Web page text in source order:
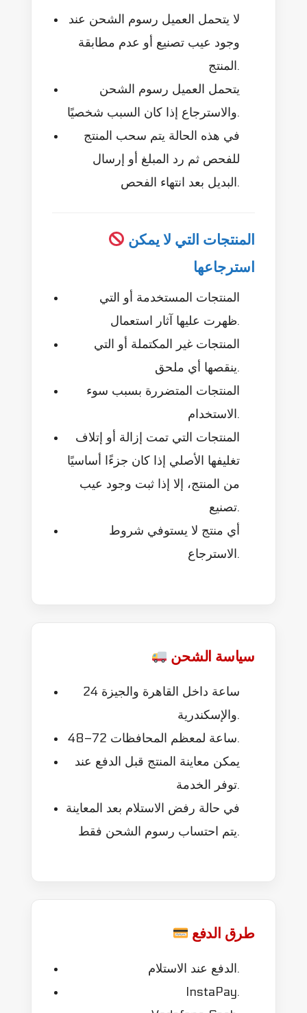
لا يتحمل العميل رسوم الشحن عند
وجود عيب تصنيع أو عدم مطابقة
المنتج.
يتحمل العميل رسوم الشحن
والاسترجاع إذا كان السبب شخصيًا.
في هذه الحالة يتم سحب المنتج
للفحص ثم رد المبلغ أو إرسال
البديل بعد انتهاء الفحص.
استرجاعها
المنتجات المستخدمة أو التي
ظهرت عليها آثار استعمال.
المنتجات غير المكتملة أو التي
ينقصها أي ملحق.
المنتجات المتضررة بسبب سوء
الاستخدام.
المنتجات التي تمت إزالة أو إتلاف
تغليفها الأصلي إذا كان جزءًا أساسيًا
من المنتج، إلا إذا ثبت وجود عيب
تصنيع.
أي منتج لا يستوفي شروط
الاسترجاع.
سياسة الشحن
24 ساعة داخل القاهرة والجيزة
والإسكندرية.
48–72 ساعة لمعظم المحافظات.
يمكن معاينة المنتج قبل الدفع عند
توفر الخدمة.
في حالة رفض الاستلام بعد المعاينة
يتم احتساب رسوم الشحن فقط.
طرق الدفع
الدفع عند الاستلام.
InstaPay.